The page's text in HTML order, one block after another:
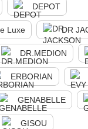
DEPOT
Luxe DR
DR.MEDION
ERBORIAN
GENABELLE
GISOU